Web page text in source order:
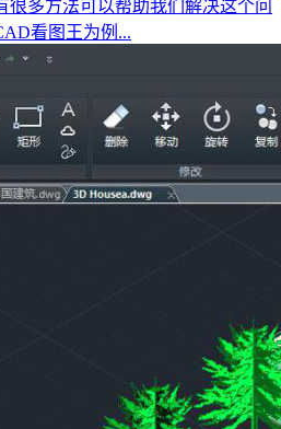
很多方法可以帮助我们解决这个问
看图王为例...